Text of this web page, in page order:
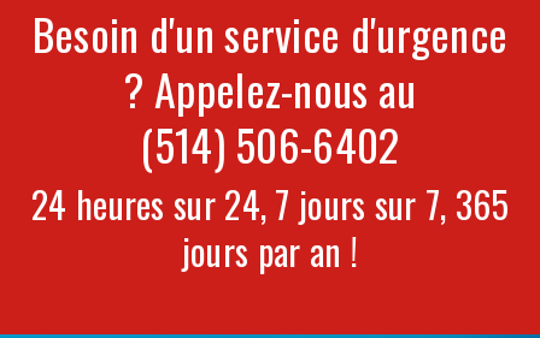
Besoin d'un service d'urgence
? Appelez-nous au
(514) 506-6402
24 heures sur 24, 7 jours sur 7, 365
jours par an !